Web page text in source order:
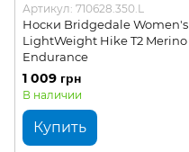
Артикул: 710628.350.L
Носки Bridgedale Women's
LightWeight Hike T2 Merino
Endurance
1 009 грн
В наличии
Купить